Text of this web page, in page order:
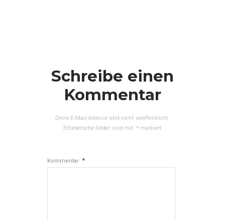
Schreibe einen
Kommentar
Deine E-Mail-Adresse wird nicht veröffentlicht.
Erforderliche Felder sind mit * markiert
Kommentar *